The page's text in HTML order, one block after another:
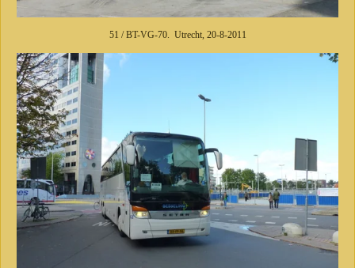
51 / BT-VG-70. Utrecht, 20-8-2011